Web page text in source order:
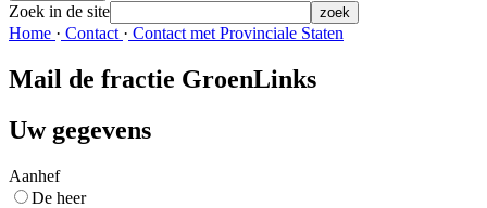
Zoek in de site zoek
Home · Contact · Contact met Provinciale Staten
Mail de fractie GroenLinks
Uw gegevens
Aanhef
De heer